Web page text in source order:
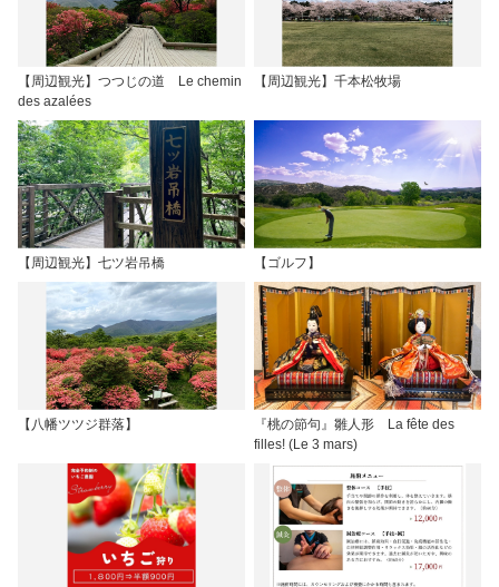
【周辺観光】つつじの道 Le chemin
des azalées
【周辺観光】千本松牧場
【周辺観光】七ツ岩吊橋 【ゴルフ】
【八幡ツツジ群落】
『桃の節句』雛人形 La fête des
filles! (Le 3 mars)